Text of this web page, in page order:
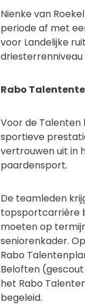
Nienke van
periode af met
voor Landelijke
driesterrenniveau
Rabo
Voor de
sportieve
vertrouwen uit in
paardensport.
De teamleden
topsportcarrière
moeten op
seniorenkader.
Rabo
Beloften
het Rabo
begeleid.